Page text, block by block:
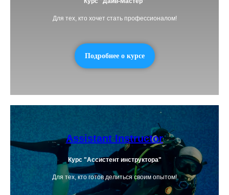
Для тех, кто хочет стать профессионалом!
Подробнее о курсе
Assistant Instructor
Курс "Ассистент инструктора"
Для тех, кто готов делиться своим опытом!